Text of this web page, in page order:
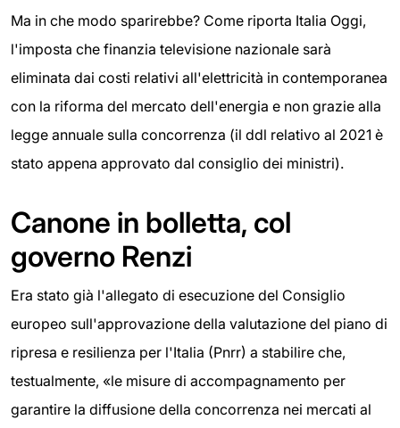
Ma in che modo sparirebbe? Come riporta Italia Oggi,
l'imposta che finanzia televisione nazionale sarà
eliminata dai costi relativi all'elettricità in contemporanea
con la riforma del mercato dell'energia e non grazie alla
legge annuale sulla concorrenza (il ddl relativo al 2021 è
stato appena approvato dal consiglio dei ministri).
Canone in bolletta, col
governo Renzi
Era stato già l'allegato di esecuzione del Consiglio
europeo sull'approvazione della valutazione del piano di
ripresa e resilienza per l'Italia (Pnrr) a stabilire che,
testualmente, «le misure di accompagnamento per
garantire la diffusione della concorrenza nei mercati al